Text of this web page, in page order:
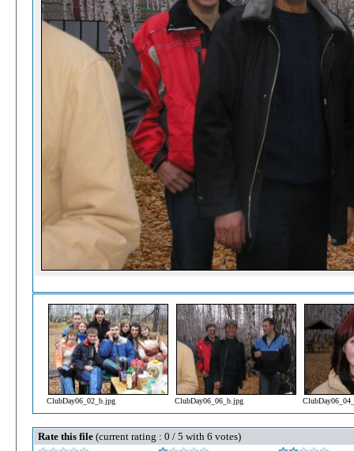
ClubDay06_02_b.jpg ClubDay06_06_b.jpg
Rate this file (current rating : 0 / 5 with 6 votes)